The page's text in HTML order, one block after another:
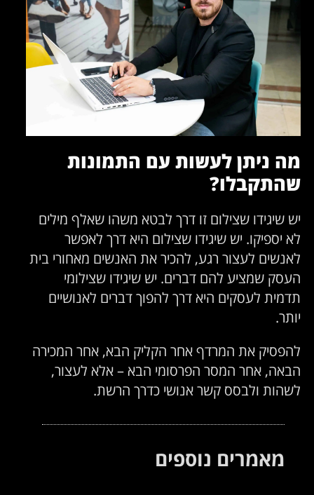
מה ניתן לעשות עם התמונות
שהתקבלו?
יש שיגידו שצילום זו דרך לבטא משהו שאלף מילים
לא יספיקו. יש שיגידו שצילום היא דרך לאפשר
לאנשים לעצור רגע, להכיר את האנשים מאחורי בית
העסק שמציע להם דברים. יש שיגידו שצילומי
תדמית לעסקים היא דרך להפוך דברים לאנושיים
יותר.
להפסיק את המרדף אחר הקליק הבא, אחר המכירה
הבאה, אחר המסר הפרסומי הבא – אלא לעצור,
לשהות ולבסס קשר אנושי כדרך הרשת.
מאמרים נוספים